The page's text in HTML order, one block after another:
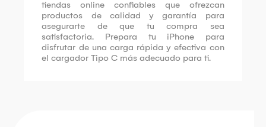
tiendas online confiables que ofrezcan
productos de calidad y garantía para
asegurarte de que tu compra sea
satisfactoria. Prepara tu iPhone para
disfrutar de una carga rápida y efectiva con
el cargador Tipo C más adecuado para ti.